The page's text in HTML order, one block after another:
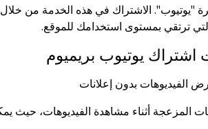
"يوتيوب". الاشتراك في هذه الخدمة من خلال
ترتقي بمستوى استخدامك للموقع.
اشتراك يوتيوب بريميوم
الفيديوهات بدون إعلانات